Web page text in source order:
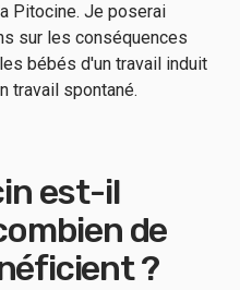
Pitocine. Je poserai
sur les conséquences
bébés d'un travail induit
travail spontané.
est-il
de
?